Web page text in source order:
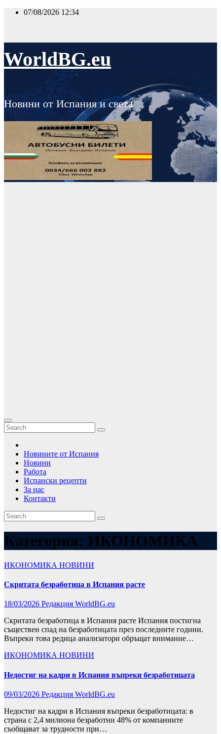
Skip
07/08/2026 12:34
WorldBG.eu
Новини от Испания и света
Новините от Испания
Новини
Работа
Испански рецепти
За нас
Контакти
Категория: ИКОНОМИКА
ИКОНОМИКА НОВИНИ
Скритата безработица в Испания расте
18/03/2026 Редакция WorldBG.eu
Скритата безработица в Испания расте Испания постигна
съществен спад на безработицата през последните години.
Въпреки това редица анализатори обръщат внимание…
ИКОНОМИКА НОВИНИ
Недостиг на кадри в Испания въпреки безработицата
09/03/2026 Редакция WorldBG.eu
Недостиг на кадри в Испания въпреки безработицата: в
страна с 2,4 милиона безработни 48% от компаниите
съобщават за трудности при…